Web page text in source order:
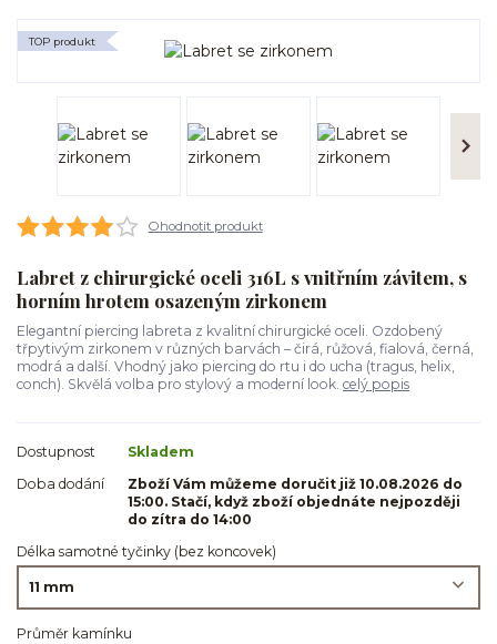
TOP produkt
Ohodnotit produkt
Labret z chirurgické oceli 316L s vnitřním závitem, s
horním hrotem osazeným zirkonem
Elegantní piercing labreta z kvalitní chirurgické oceli. Ozdobený
třpytivým zirkonem v různých barvách – čirá, růžová, fialová, černá,
modrá a další. Vhodný jako piercing do rtu i do ucha (tragus, helix,
conch). Skvělá volba pro stylový a moderní look. celý popis
Dostupnost
Skladem
Doba dodání
Zboží Vám můžeme doručit již 10.08.2026 do
15:00. Stačí, když zboží objednáte nejpozději
do zítra do 14:00
Délka samotné tyčinky (bez koncovek)
Průměr kamínku